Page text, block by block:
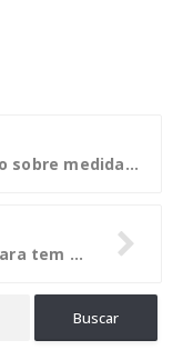
CGU participa de congresso sobre medidas de compliance para corretoras de câmbio
Após ação do MPE, prefeita de Juara tem bens bloqueados pela Justiça